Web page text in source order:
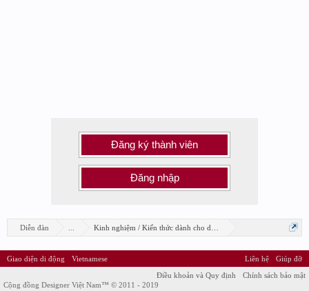
Đăng ký thành viên
Đăng nhập
Diễn đàn Kinh nghiệm / Kiến thức dành cho designer
Giao diện di động Vietnamese Liên hệ
Giúp đỡ
Điều khoản và Quy định
Chính sách bảo mật
Cộng đồng Designer Việt Nam™ © 2011 - 2019